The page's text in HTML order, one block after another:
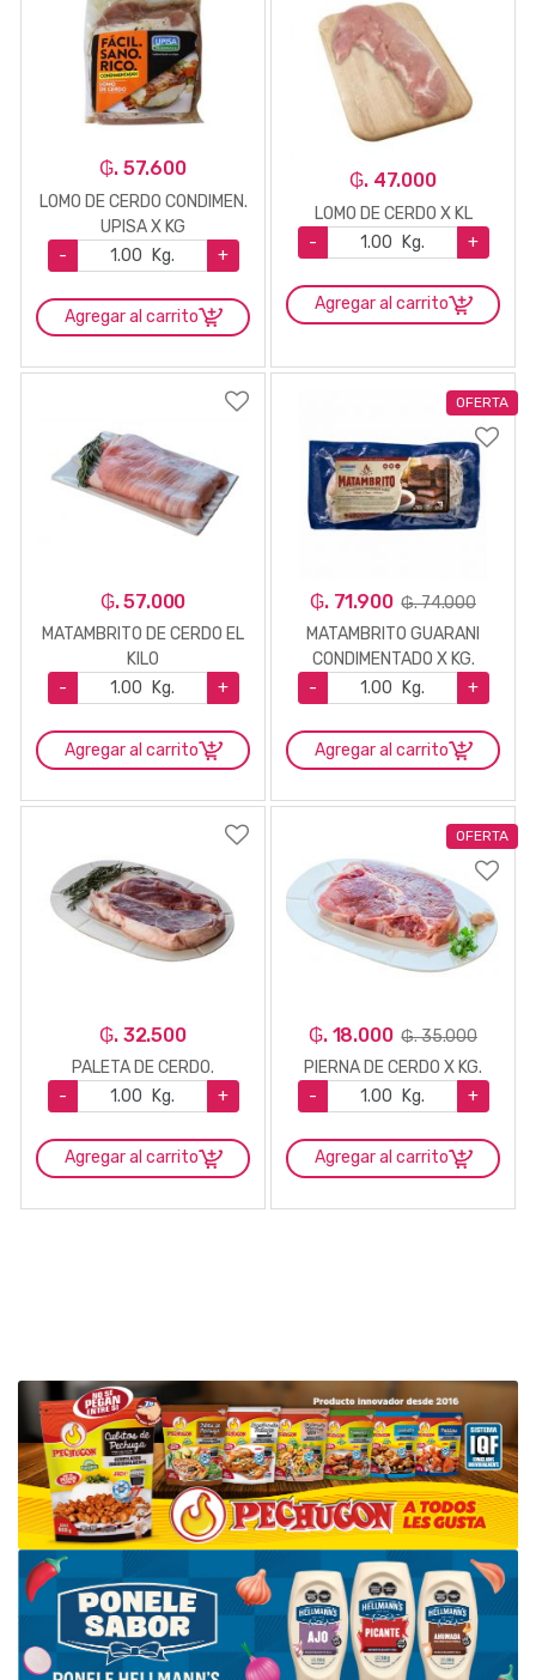
₲. 57.600
LOMO DE CERDO CONDIMEN.
UPISA X KG
-
Kg. +
Agregar al carrito
₲. 47.000
LOMO DE CERDO X KL
-
Kg. +
Agregar al carrito
₲. 57.000
MATAMBRITO DE CERDO EL
KILO
-
Kg. +
Agregar al carrito
OFERTA
₲. 71.900 ₲. 74.000
MATAMBRITO GUARANI
CONDIMENTADO X KG.
-
Kg. +
Agregar al carrito
₲. 32.500
PALETA DE CERDO.
-
Kg. +
Agregar al carrito
OFERTA
₲. 18.000 ₲. 35.000
PIERNA DE CERDO X KG.
-
Kg. +
Agregar al carrito